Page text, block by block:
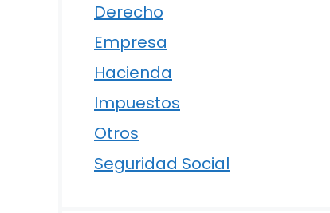
Derecho
Empresa
Hacienda
Impuestos
Otros
Seguridad Social